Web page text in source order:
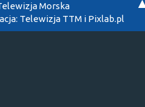
Morska
Telewizja TTM i Pixlab.pl